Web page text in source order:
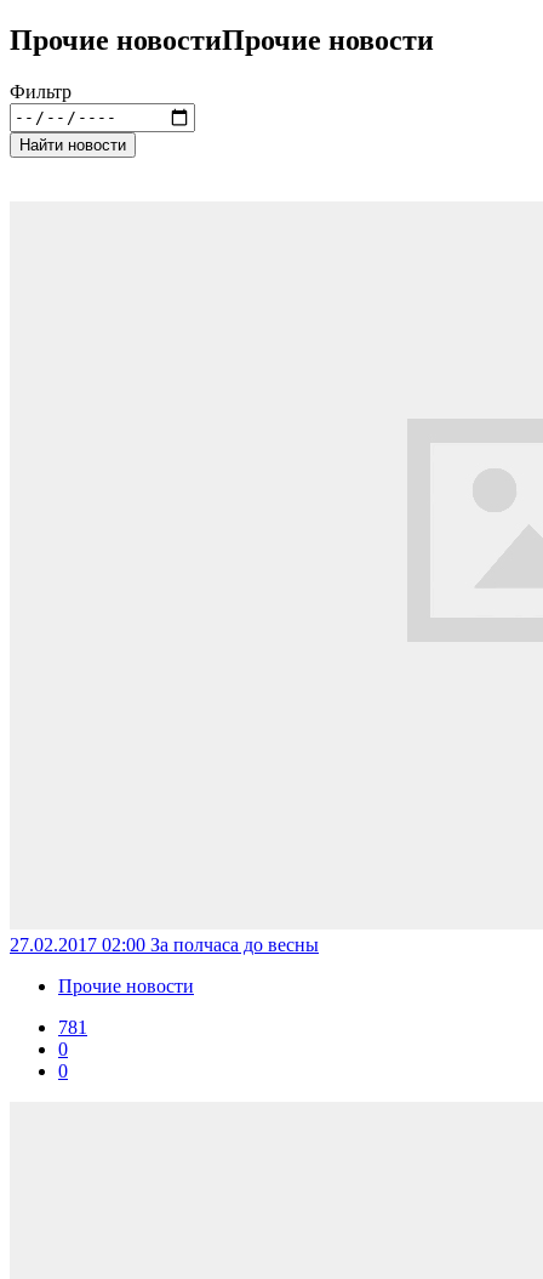
Прочие новостиПрочие новости
Фильтр
Найти новости
27.02.2017 02:00 За полчаса до весны
Прочие новости
781
0
0